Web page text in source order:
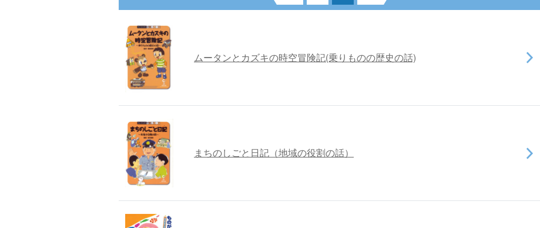
ムータンとカズキの時空冒険記(乗りものの歴史の話)
まちのしごと日記（地域の役割の話）